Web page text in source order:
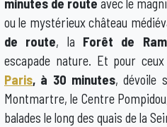
minutes de route avec le
ou le mystérieux château
de route, la Forêt de
escapade nature. Et pour
Paris, à 30 minutes, dévoile
Montmartre, le Centre
balades le long des quais de la